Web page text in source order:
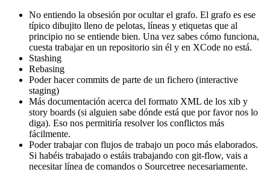
No entiendo la obsesión por ocultar el grafo. El grafo es ese
típico dibujito lleno de pelotas, líneas y etiquetas que al
principio no se entiende bien. Una vez sabes cómo funciona,
cuesta trabajar en un repositorio sin él y en XCode no está.
Stashing
Rebasing
Poder hacer commits de parte de un fichero (interactive
staging)
Más documentación acerca del formato XML de los xib y
story boards (si alguien sabe dónde está que por favor nos lo
diga). Eso nos permitiría resolver los conflictos más
fácilmente.
Poder trabajar con flujos de trabajo un poco más elaborados.
Si habéis trabajado o estáis trabajando con git-flow, vais a
necesitar línea de comandos o Sourcetree necesariamente.